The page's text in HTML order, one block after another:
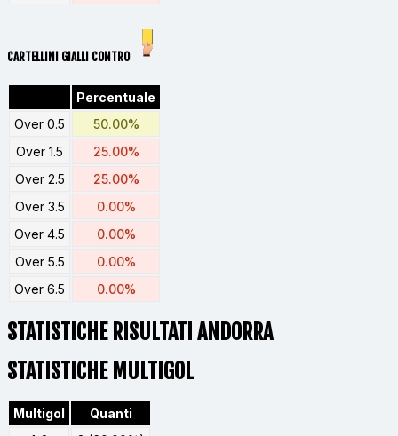
CARTELLINI GIALLI CONTRO
Percentuale
Over 0.5
50.00%
Over 1.5
25.00%
Over 2.5
25.00%
Over 3.5
0.00%
Over 4.5
0.00%
Over 5.5
0.00%
Over 6.5
0.00%
STATISTICHE RISULTATI ANDORRA
STATISTICHE MULTIGOL
Multigol
Quanti